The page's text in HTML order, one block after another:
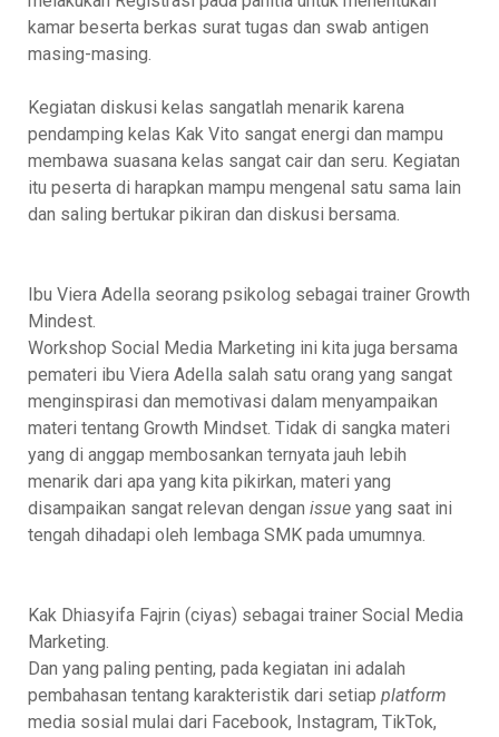
kamar beserta berkas surat tugas dan swab antigen
masing-masing.
Kegiatan diskusi kelas sangatlah menarik karena
pendamping kelas Kak Vito sangat energi dan mampu
membawa suasana kelas sangat cair dan seru. Kegiatan
itu peserta di harapkan mampu mengenal satu sama lain
dan saling bertukar pikiran dan diskusi bersama.
Ibu Viera Adella seorang psikolog sebagai trainer Growth
Mindest.
Workshop Social Media Marketing ini kita juga bersama
pemateri ibu Viera Adella salah satu orang yang sangat
menginspirasi dan memotivasi dalam menyampaikan
materi tentang Growth Mindset. Tidak di sangka materi
yang di anggap membosankan ternyata jauh lebih
menarik dari apa yang kita pikirkan, materi yang
disampaikan sangat relevan dengan issue yang saat ini
tengah dihadapi oleh lembaga SMK pada umumnya.
Kak Dhiasyifa Fajrin (ciyas) sebagai trainer Social Media
Marketing.
Dan yang paling penting, pada kegiatan ini adalah
pembahasan tentang karakteristik dari setiap platform
media sosial mulai dari Facebook, Instagram, TikTok,